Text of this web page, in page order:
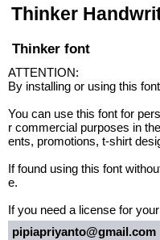
Thinker
Thinker font
ATTENTION:
By installing or using this
You can use this font for
r commercial purposes in
ents, promotions, t-shirt
If found using this font
e.
If you need a license for
pipiapriyanto@gmail.com